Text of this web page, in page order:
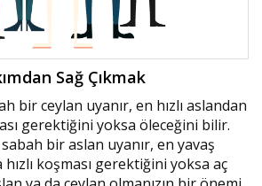
Sağ Çıkmak
bir ceylan uyanır, en hızlı aslandan
gerektiğini yoksa öleceğini bilir.
bir aslan uyanır, en yavaş
koşması gerektiğini yoksa aç